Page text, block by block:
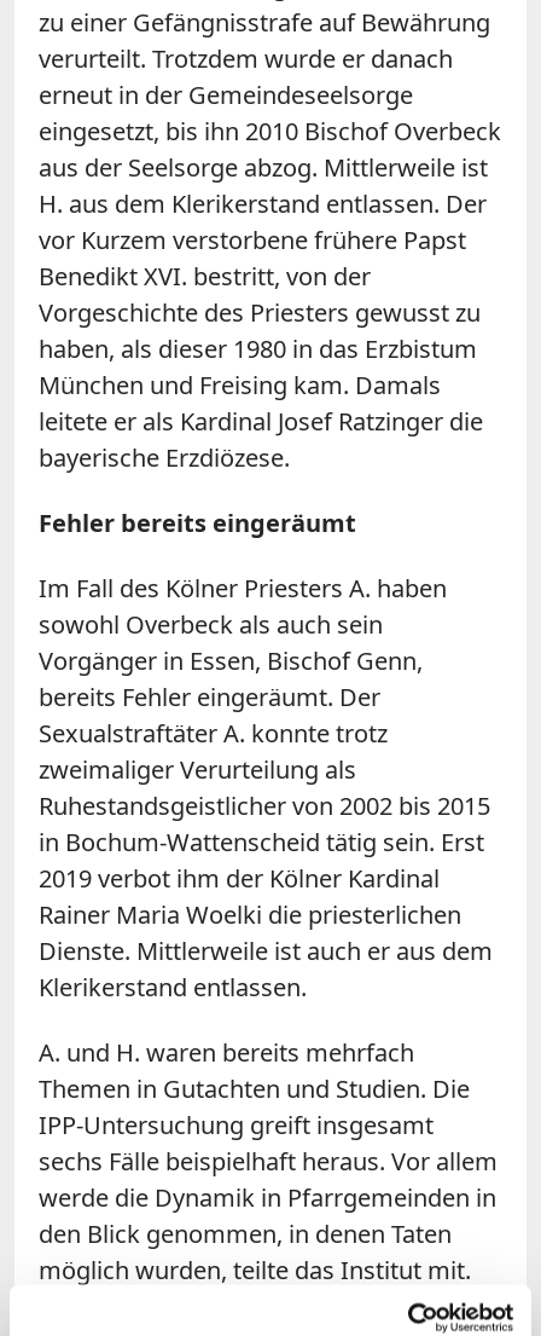
zu einer Gefängnisstrafe auf Bewährung
verurteilt. Trotzdem wurde er danach
erneut in der Gemeindeseelsorge
eingesetzt, bis ihn 2010 Bischof Overbeck
aus der Seelsorge abzog. Mittlerweile ist
H. aus dem Klerikerstand entlassen. Der
vor Kurzem verstorbene frühere Papst
Benedikt XVI. bestritt, von der
Vorgeschichte des Priesters gewusst zu
haben, als dieser 1980 in das Erzbistum
München und Freising kam. Damals
leitete er als Kardinal Josef Ratzinger die
bayerische Erzdiözese.
Fehler bereits eingeräumt
Im Fall des Kölner Priesters A. haben
sowohl Overbeck als auch sein
Vorgänger in Essen, Bischof Genn,
bereits Fehler eingeräumt. Der
Sexualstraftäter A. konnte trotz
zweimaliger Verurteilung als
Ruhestandsgeistlicher von 2002 bis 2015
in Bochum-Wattenscheid tätig sein. Erst
2019 verbot ihm der Kölner Kardinal
Rainer Maria Woelki die priesterlichen
Dienste. Mittlerweile ist auch er aus dem
Klerikerstand entlassen.
A. und H. waren bereits mehrfach
Themen in Gutachten und Studien. Die
IPP-Untersuchung greift insgesamt
sechs Fälle beispielhaft heraus. Vor allem
werde die Dynamik in Pfarrgemeinden in
den Blick genommen, in denen Taten
möglich wurden, teilte das Institut mit.
Die Frage, ob wie in anderen Diözesen